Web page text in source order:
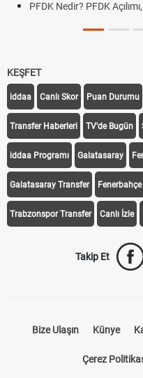
PFDK Nedir? PFDK
KEŞFET
iddaa Canlı Skor Puan Durumu
Transfer Haberleri TV'de Bugün
iddaa Programı Galatasaray
Galatasaray Transfer
Trabzonspor Transfer Canlı İzle
Takip Et
Bize Ulaşın Künye
Çerez